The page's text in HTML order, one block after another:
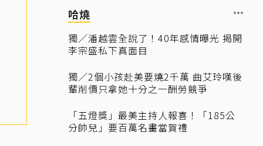
哈燒
獨／潘越雲全說了！40年感情曝光 揭開
李宗盛私下真面目
獨／2個小孩赴美要燒2千萬 曲艾玲嘆後
輩削價只拿她十分之一酬勞競爭
「五燈獎」最美主持人報喜！「185公
分帥兒」要百萬名畫當賀禮